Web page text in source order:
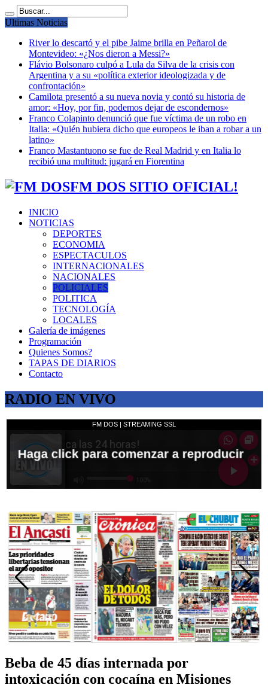
Ultimas Noticias
River lo descartó y el pibe Jaime brilla en Peñarol de
Montevideo: «¿Nos dieron a Messi?»
Flávio Bolsonaro culpó a Lula da Silva de la crisis con
Argentina y a su «política exterior ideologizada y de
confrontación»
Camilota presentó a su nueva novia y contó su historia de
amor: «Hoy, por fin, podemos dejar de escondernos»
Franco Colapinto denunció que fue víctima de un robo en
Italia: «Quién hubiera dicho que europeos le iban a robar a un
latino»
Franco Mastantuono se fue de Real Madrid y en Italia lo
recibió una multitud: jugará en Fiorentina
FM DOS SITIO OFICIAL!
INICIO
NOTICIAS
DEPORTES
ECONOMIA
ESPECTACULOS
INTERNACIONALES
NACIONALES
POLICIALES
POLITICA
TECNOLOGÍA
LOCALES
Galería de imágenes
Programación
Quienes Somos?
TAPAS DE DIARIOS
Contacto
RADIO EN VIVO
Beba de 45 días internada por
intoxicación con cocaína en Misiones